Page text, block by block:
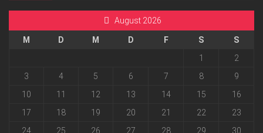
August 2026
M D M D F S
S
1
2
3
4 5 6 7 8
9
10
11 12 13 14 15
16
17
18 19 20 21 22
23
24
25 26 27 28 29 30